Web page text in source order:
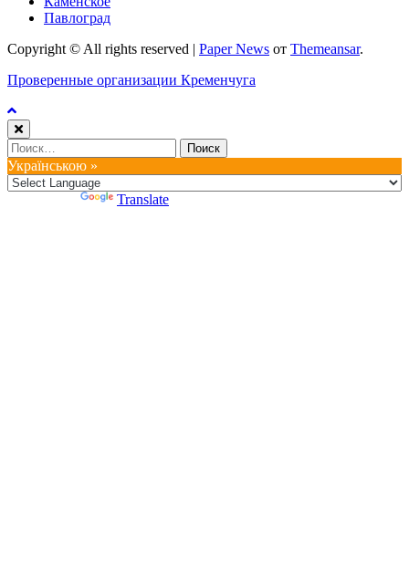
Павлоград
Copyright © All rights reserved | Paper News от Themeansar.
Проверенные организации Кременчуга
Найти:
Українською »
Translate